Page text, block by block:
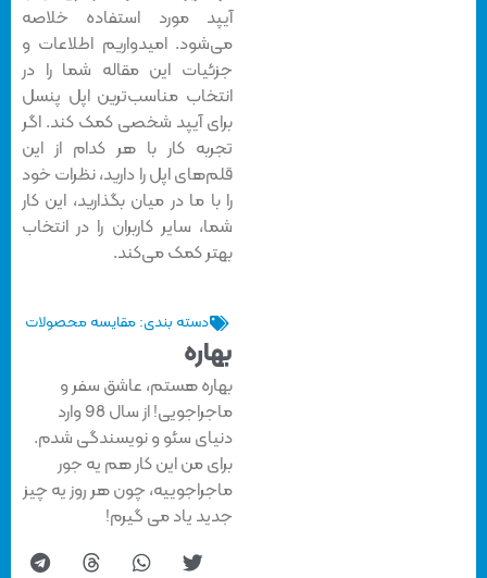
آیپد مورد استفاده خلاصه
می‌شود. امیدواریم اطلاعات و
جزئیات این مقاله شما را در
انتخاب مناسب‌ترین اپل پنسل
برای آیپد شخصی کمک کند. اگر
تجربه کار با هر کدام از این
قلم‌های اپل را دارید، نظرات خود
را با ما در میان بگذارید، این کار
شما، سایر کاربران را در انتخاب
بهتر کمک می‌کند.
دسته بندی: مقایسه محصولات
بهاره
بهاره هستم، عاشق سفر و
ماجراجویی! از سال 98 وارد
دنیای سئو و نویسندگی شدم.
برای من این کار هم یه جور
ماجراجوییه، چون هر روز یه چیز
جدید یاد می گیرم!